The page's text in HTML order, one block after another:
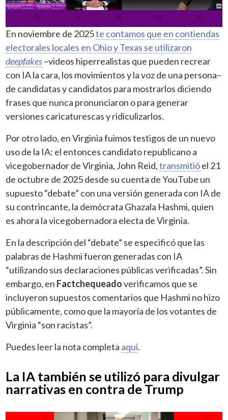
En noviembre de 2025te contamos que en contiendas
electorales locales en Ohio y Texas se utilizaron
deepfakes–videos hiperrealistas que pueden recrear
con IA la cara, los movimientos y la voz de una persona–
de candidatas y candidatos para mostrarlos diciendo
frases que nunca pronunciaron o para generar
versiones caricaturescas y ridiculizarlos.
Por otro lado, en Virginia fuimos testigos de un nuevo
uso de la IA: el entonces candidato republicano a
vicegobernador de Virginia, John Reid,transmitióel 21
de octubre de 2025 desde su cuenta de YouTube un
supuesto “debate” con una versión generada con IA de
su contrincante, la demócrata Ghazala Hashmi, quien
es ahora la vicegobernadora electa de Virginia.
En la descripción del “debate” se especificó que las
palabras de Hashmi fueron generadas con IA
“utilizando sus declaraciones públicas verificadas”. Sin
embargo, en Factchequeadoverificamos que se
incluyeron supuestos comentarios que Hashmi no hizo
públicamente, como que la mayoría de los votantes de
Virginia “son racistas”.
Puedes leer la nota completa aquí.
La IA también se utilizó para divulgar
narrativas en contra de Trump